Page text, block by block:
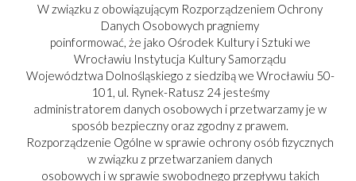
W związku z obowiązującym Rozporządzeniem Ochrony
Danych Osobowych pragniemy
poinformować, że jako Ośrodek Kultury i Sztuki we
Wrocławiu Instytucja Kultury Samorządu
Województwa Dolnośląskiego z siedzibą we Wrocławiu 50-
101, ul. Rynek-Ratusz 24 jesteśmy
administratorem danych osobowych i przetwarzamy je w
sposób bezpieczny oraz zgodny z prawem.
Rozporządzenie Ogólne w sprawie ochrony osób fizycznych
w związku z przetwarzaniem danych
osobowych i w sprawie swobodnego przepływu takich